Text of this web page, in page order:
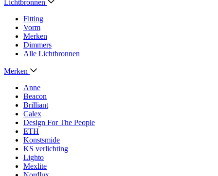
Lichtbronnen
Fitting
Vorm
Merken
Dimmers
Alle Lichtbronnen
Merken
Anne
Beacon
Brilliant
Calex
Design For The People
ETH
Konstsmide
KS verlichting
Lighto
Mexlite